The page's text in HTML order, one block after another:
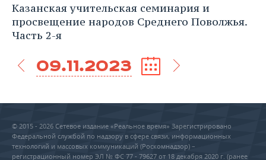
Казанская учительская семинария и
просвещение народов Среднего Поволжья.
Часть 2-я
09.11.2023
© 2015 - 2026 Сетевое издание «Реальное время» Зарегистрировано
Федеральной службой по надзору в сфере связи, информационных
технологий и массовых коммуникаций (Роскомнадзор) –
регистрационный номер ЭЛ № ФС 77 - 79627 от 18 декабря 2020 г. (ранее